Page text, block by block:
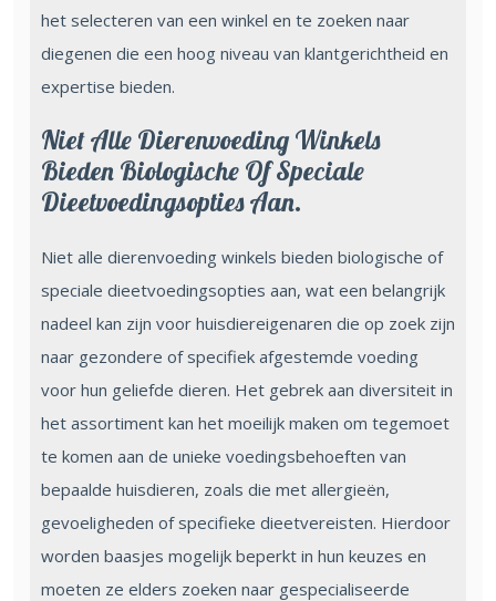
het selecteren van een winkel en te zoeken naar
diegenen die een hoog niveau van klantgerichtheid en
expertise bieden.
Niet Alle Dierenvoeding Winkels
Bieden Biologische Of Speciale
Dieetvoedingsopties Aan.
Niet alle dierenvoeding winkels bieden biologische of
speciale dieetvoedingsopties aan, wat een belangrijk
nadeel kan zijn voor huisdiereigenaren die op zoek zijn
naar gezondere of specifiek afgestemde voeding
voor hun geliefde dieren. Het gebrek aan diversiteit in
het assortiment kan het moeilijk maken om tegemoet
te komen aan de unieke voedingsbehoeften van
bepaalde huisdieren, zoals die met allergieën,
gevoeligheden of specifieke dieetvereisten. Hierdoor
worden baasjes mogelijk beperkt in hun keuzes en
moeten ze elders zoeken naar gespecialiseerde